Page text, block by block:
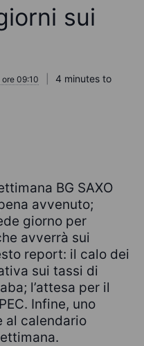
sui
09:10
4 minutes to
BG SAXO
avvenuto;
giorno per
avverrà sui
report: il calo dei
sui tassi di
l’attesa per il
Infine, uno
al calendario